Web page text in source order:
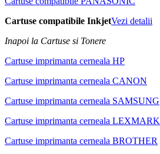
Cartuse compatibile InkjetVezi detalii
Inapoi la Cartuse si Tonere
Cartuse imprimanta cerneala HP
Cartuse imprimanta cerneala CANON
Cartuse imprimanta cerneala SAMSUNG
Cartuse imprimanta cerneala LEXMARK
Cartuse imprimanta cerneala BROTHER